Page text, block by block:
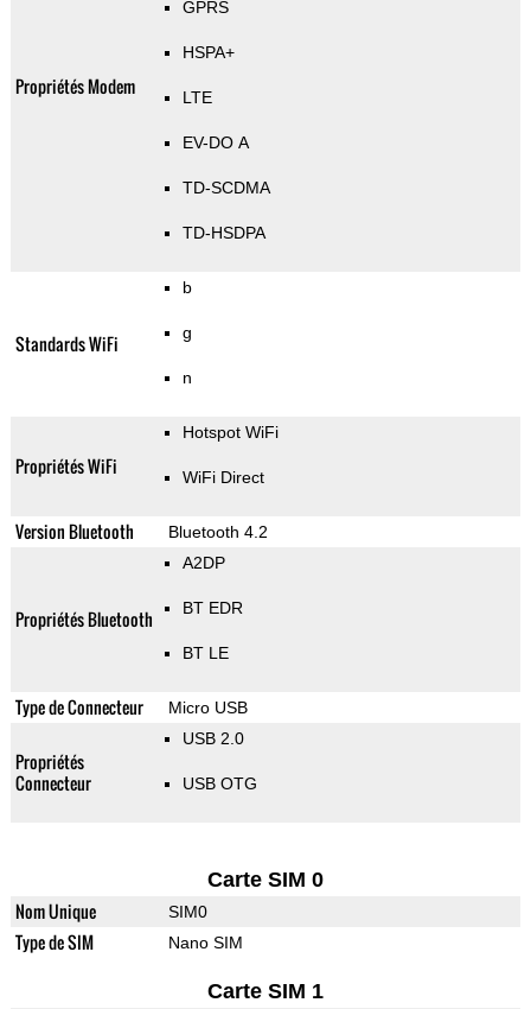
Propriétés Modem
GPRS
HSPA+
LTE
EV-DO A
TD-SCDMA
TD-HSDPA
Standards WiFi
b
g
n
Propriétés WiFi
Hotspot WiFi
WiFi Direct
Version Bluetooth Bluetooth 4.2
Propriétés Bluetooth
A2DP
BT EDR
BT LE
Type de Connecteur Micro USB
Propriétés
Connecteur
USB 2.0
USB OTG
Carte SIM 0
Nom Unique SIM0
Type de SIM Nano SIM
Carte SIM 1